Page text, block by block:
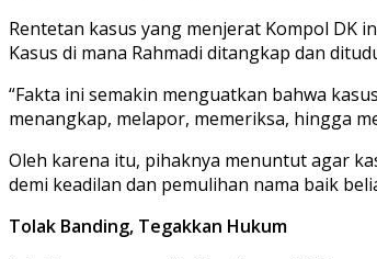
Rentetan kasus yang menjerat Kompol DK
Kasus di mana Rahmadi ditangkap dan
“Fakta ini semakin menguatkan bahwa
menangkap, melapor, memeriksa, hingga
Oleh karena itu, pihaknya menuntut agar
demi keadilan dan pemulihan nama baik
Tolak Banding, Tegakkan Hukum